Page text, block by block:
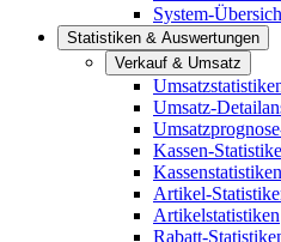
System-
Statistiken & Auswertungen
Verkauf & Umsatz
Umsatz-
Kassen-
Kassenstatistiken
Artikel-
Artikelstatistiken
Rabatt-